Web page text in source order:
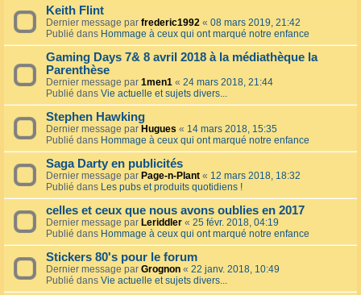
Keith Flint
Dernier message par frederic1992 « 08 mars 2019, 21:42
Publié dans Hommage à ceux qui ont marqué notre enfance
Gaming Days 7& 8 avril 2018 à la médiathèque la
Parenthèse
Dernier message par 1men1 « 24 mars 2018, 21:44
Publié dans Vie actuelle et sujets divers...
Stephen Hawking
Dernier message par Hugues « 14 mars 2018, 15:35
Publié dans Hommage à ceux qui ont marqué notre enfance
Saga Darty en publicités
Dernier message par Page-n-Plant « 12 mars 2018, 18:32
Publié dans Les pubs et produits quotidiens !
celles et ceux que nous avons oublies en 2017
Dernier message par Leriddler « 25 févr. 2018, 04:19
Publié dans Hommage à ceux qui ont marqué notre enfance
Stickers 80's pour le forum
Dernier message par Grognon « 22 janv. 2018, 10:49
Publié dans Vie actuelle et sujets divers...